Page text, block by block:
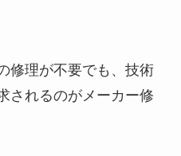
修理が不要でも、技術
されるのがメーカー修